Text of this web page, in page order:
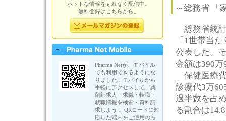
ホットな情報をもれなく配信中。
無料登録はこちらから。
Pharma Netが、モバイル
でも利用できるようにな
りました！モバイルから
手軽にアクセスして、薬
剤師求人・求職・転職・
就職情報を検索・資料請
求しよう！ QRコードに対
応した端末をご使用の方
～総務省 「
総務省統
「1世帯当
公表した。
金額は390
保健医療費
診療代3万
過半数を占
る割合は